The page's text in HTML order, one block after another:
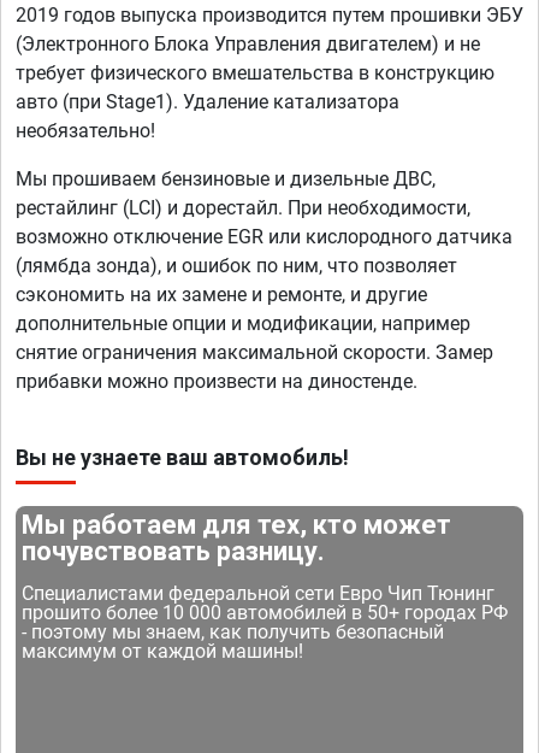
2019 годов выпуска производится путем прошивки ЭБУ
(Электронного Блока Управления двигателем) и не
требует физического вмешательства в конструкцию
авто (при Stage1). Удаление катализатора
необязательно!
Мы прошиваем бензиновые и дизельные ДВС,
рестайлинг (LCI) и дорестайл. При необходимости,
возможно отключение EGR или кислородного датчика
(лямбда зонда), и ошибок по ним, что позволяет
сэкономить на их замене и ремонте, и другие
дополнительные опции и модификации, например
снятие ограничения максимальной скорости. Замер
прибавки можно произвести на диностенде.
Вы не узнаете ваш автомобиль!
Мы работаем для тех, кто может
почувствовать разницу.
Специалистами федеральной сети Евро Чип Тюнинг
прошито более 10 000 автомобилей в 50+ городах РФ
- поэтому мы знаем, как получить безопасный
максимум от каждой машины!